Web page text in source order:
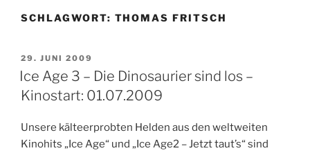
SCHLAGWORT: THOMAS FRITSCH
VERÖFFENTLICHT
AM
29. JUNI 2009
Ice Age 3 – Die Dinosaurier sind los –
Kinostart: 01.07.2009
Unsere kälteerprobten Helden aus den weltweiten
Kinohits „Ice Age“ und „Ice Age2 – Jetzt taut’s“ sind